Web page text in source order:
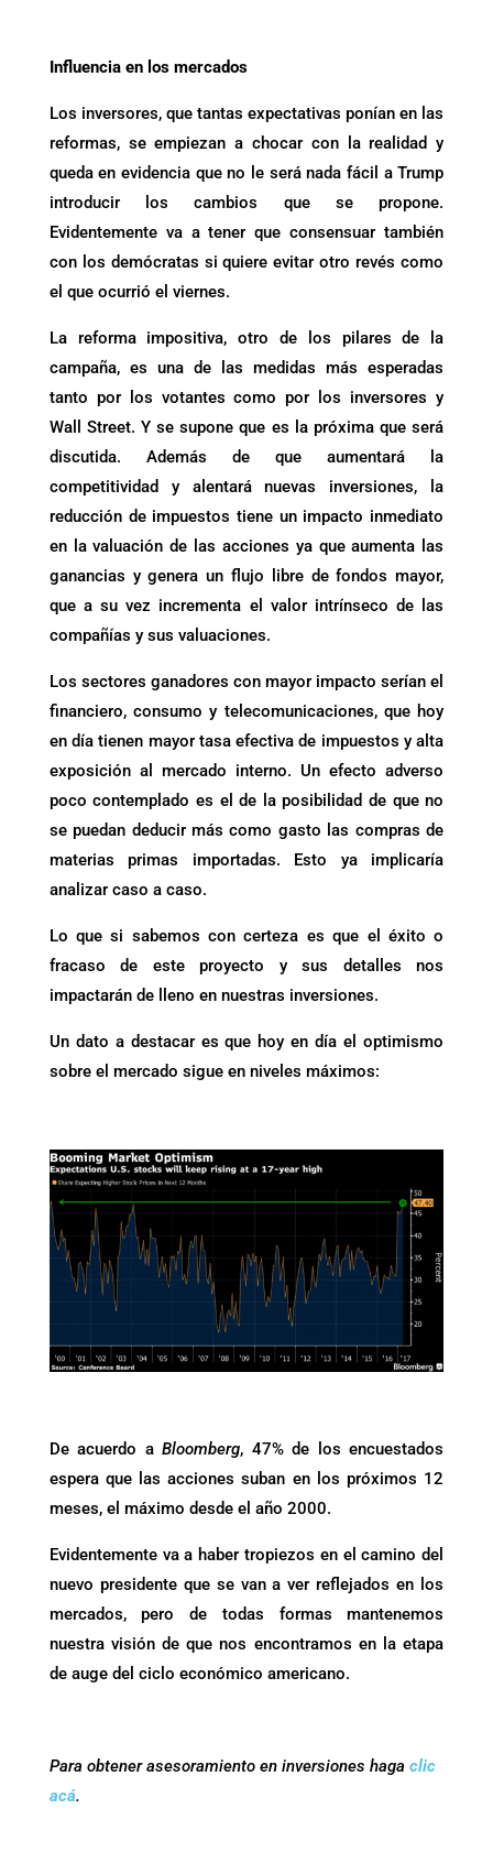
Influencia en los mercados
Los inversores, que tantas expectativas ponían en las
reformas, se empiezan a chocar con la realidad y
queda en evidencia que no le será nada fácil a Trump
introducir los cambios que se propone.
Evidentemente va a tener que consensuar también
con los demócratas si quiere evitar otro revés como
el que ocurrió el viernes.
La reforma impositiva, otro de los pilares de la
campaña, es una de las medidas más esperadas
tanto por los votantes como por los inversores y
Wall Street. Y se supone que es la próxima que será
discutida. Además de que aumentará la
competitividad y alentará nuevas inversiones, la
reducción de impuestos tiene un impacto inmediato
en la valuación de las acciones ya que aumenta las
ganancias y genera un flujo libre de fondos mayor,
que a su vez incrementa el valor intrínseco de las
compañías y sus valuaciones.
Los sectores ganadores con mayor impacto serían el
financiero, consumo y telecomunicaciones, que hoy
en día tienen mayor tasa efectiva de impuestos y alta
exposición al mercado interno. Un efecto adverso
poco contemplado es el de la posibilidad de que no
se puedan deducir más como gasto las compras de
materias primas importadas. Esto ya implicaría
analizar caso a caso.
Lo que si sabemos con certeza es que el éxito o
fracaso de este proyecto y sus detalles nos
impactarán de lleno en nuestras inversiones.
Un dato a destacar es que hoy en día el optimismo
sobre el mercado sigue en niveles máximos:
De acuerdo aBloomberg, 47% de los encuestados
espera que las acciones suban en los próximos 12
meses, el máximo desde el año 2000.
Evidentemente va a haber tropiezos en el camino del
nuevo presidente que se van a ver reflejados en los
mercados, pero de todas formas mantenemos
nuestra visión de que nos encontramos en la etapa
de auge del ciclo económico americano.
Para obtener asesoramiento en inversiones haga clic
acá.